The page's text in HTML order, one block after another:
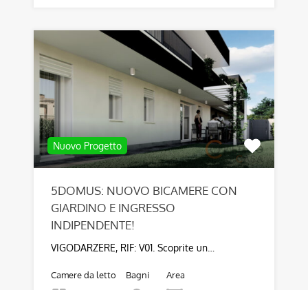
Nuovo Progetto
5DOMUS: NUOVO BICAMERE CON
GIARDINO E INGRESSO
INDIPENDENTE!
VIGODARZERE, RIF: V01. Scoprite un…
Camere da letto Bagni Area